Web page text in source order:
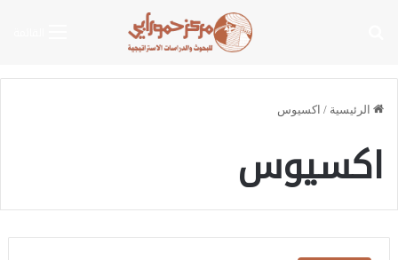
الرئيسية / اكسيوس
اكسيوس